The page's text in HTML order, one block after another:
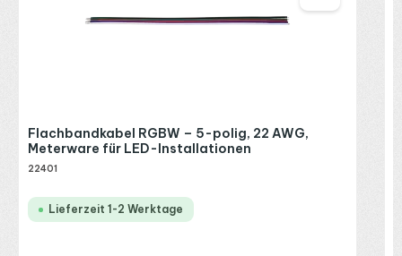
Flachbandkabel RGBW – 5-polig, 22 AWG,
Meterware für LED-Installationen
22401
Lieferzeit 1-2 Werktage